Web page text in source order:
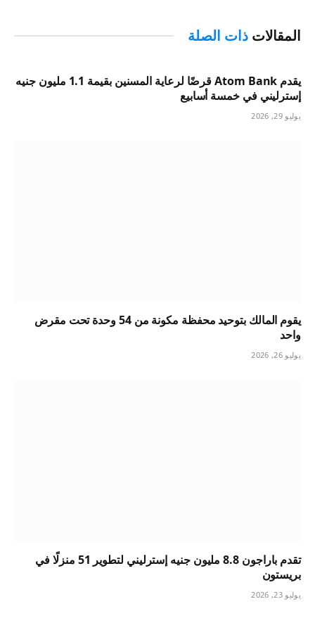
المقالات ذات الصلة
يقدم Atom Bank قرضًا لرعاية المسنين بقيمة 1.1 مليون جنيه
إسترليني في خمسة أسابيع
يوليو 29, 2026
يقوم المالك بتوحيد محفظة مكونة من 54 وحدة تحت مقرض
واحد
يوليو 26, 2026
تقدم باراجون 8.8 مليون جنيه إسترليني لتطوير 51 منزلًا في
بريستون
يوليو 23, 2026